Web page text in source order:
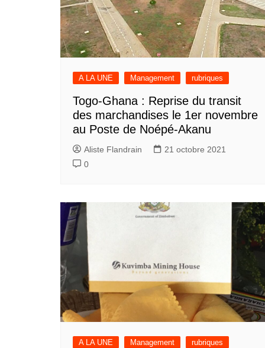
A LA UNE Management rubriques
Togo-Ghana : Reprise du transit
des marchandises le 1er novembre
au Poste de Noépé-Akanu
Aliste Flandrain
21 octobre 2021
0
A LA UNE Management rubriques